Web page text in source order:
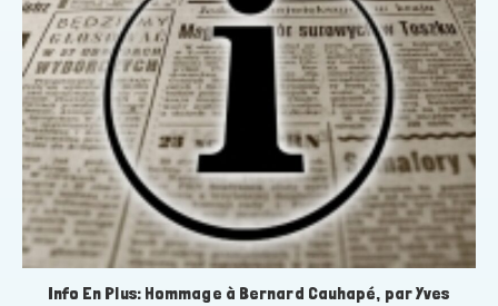
Info En Plus: Hommage à Bernard Cauhapé, par Yves